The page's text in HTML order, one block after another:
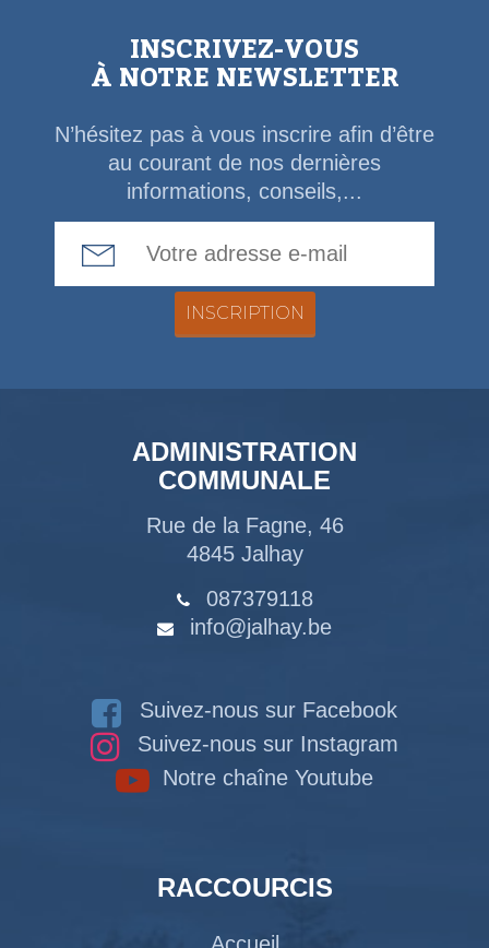
INSCRIVEZ-VOUS
À NOTRE NEWSLETTER
N’hésitez pas à vous inscrire afin d’être
au courant de nos dernières
informations, conseils,...
ADMINISTRATION
COMMUNALE
Rue de la Fagne, 46
4845 Jalhay
087379118
info@jalhay.be
Suivez-nous sur Facebook
Suivez-nous sur Instagram
Notre chaîne Youtube
RACCOURCIS
Accueil